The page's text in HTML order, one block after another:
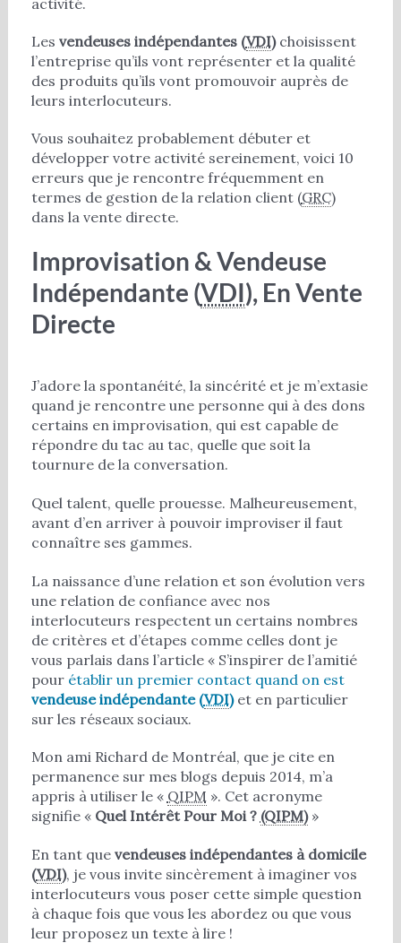
activité.
Les vendeuses indépendantes (VDI)choisissent
l’entreprise qu’ils vont représenter et la qualité
des produits qu’ils vont promouvoir auprès de
leurs interlocuteurs.
Vous souhaitez probablement débuter et
développer votre activité sereinement, voici 10
erreurs que je rencontre fréquemment en
termes de gestion de la relation client (GRC)
dans la vente directe.
Improvisation & Vendeuse
Indépendante (VDI), En Vente
Directe
J’adore la spontanéité, la sincérité et je m’extasie
quand je rencontre une personne qui à des dons
certains en improvisation, qui est capable de
répondre du tac au tac, quelle que soit la
tournure de la conversation.
Quel talent, quelle prouesse. Malheureusement,
avant d’en arriver à pouvoir improviser il faut
connaître ses gammes.
La naissance d’une relation et son évolution vers
une relation de confiance avec nos
interlocuteurs respectent un certains nombres
de critères et d’étapes comme celles dont je
vous parlais dans l’article « S’inspirer de l’amitié
pour établir un premier contact quand on est
vendeuse indépendante (VDI)et en particulier
sur les réseaux sociaux.
Mon ami Richard de Montréal, que je cite en
permanence sur mes blogs depuis 2014, m’a
appris à utiliser le « QIPM ». Cet acronyme
signifie « Quel Intérêt Pour Moi ? (QIPM)»
En tant que vendeuses indépendantes à domicile
(VDI), je vous invite sincèrement à imaginer vos
interlocuteurs vous poser cette simple question
à chaque fois que vous les abordez ou que vous
leur proposez un texte à lire !